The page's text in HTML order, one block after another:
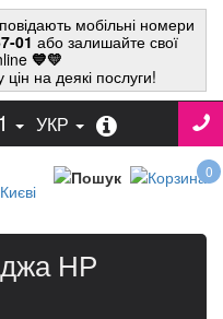
мобільні номери
01 або залишайте свої
💙💛
на деякі послуги!
УКР
0
НР